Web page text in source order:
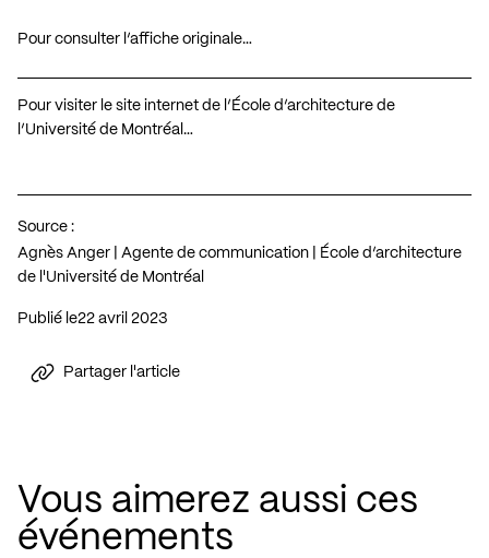
Pour consulter l’affiche originale…
Pour visiter le site internet de l’École d’architecture de
l’Université de Montréal…
Source :
Agnès Anger | Agente de communication | École d’architecture
de l'Université de Montréal
Publié le 22 avril 2023
Partager l'article
Vous aimerez aussi ces
événements